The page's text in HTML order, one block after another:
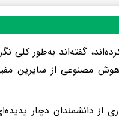
گفته‌اند به‌طور
مصنوعی از سایرین